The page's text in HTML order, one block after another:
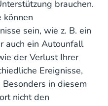
brauchen.
können
sein, wie z. B. ein
auch ein Autounfall
der Verlust Ihrer
Ereignisse,
in diesem
nicht den